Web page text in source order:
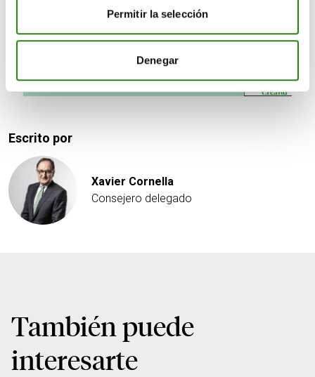
Permitir la selección
Denegar
Escrito por
Xavier Cornella
Consejero delegado
También puede
interesarte